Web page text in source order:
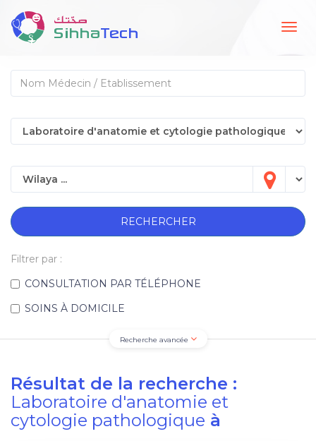
RECHERCHER
Filtrer par :
CONSULTATION PAR TÉLÉPHONE
SOINS À DOMICILE
Recherche avancée
Résultat de la recherche :
Laboratoire d'anatomie et
cytologie pathologique à